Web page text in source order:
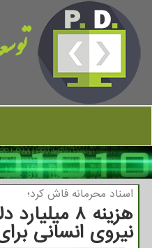
اسناد محرمانه فاش كرد؛
هزینه ۸
نیروی انسانی